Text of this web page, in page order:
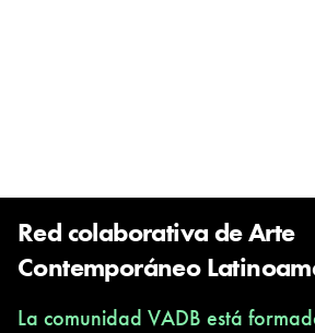
Red colaborativa de Arte
Contemporáneo
La comunidad VADB está